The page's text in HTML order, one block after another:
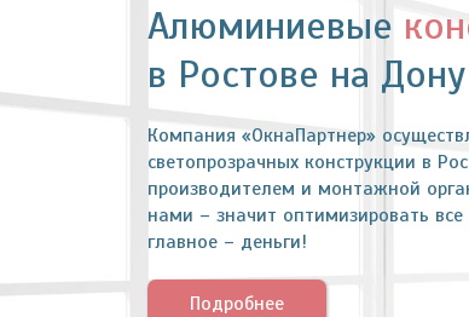
Алюминиевые
в Ростове на Дону
Компания «ОкнаПартнер»
светопрозрачных конструкции в
производителем и монтажной
нами – значит оптимизировать
главное – деньги!
Подробнее